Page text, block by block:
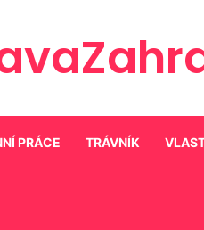
PRÁCE TRÁVNÍK